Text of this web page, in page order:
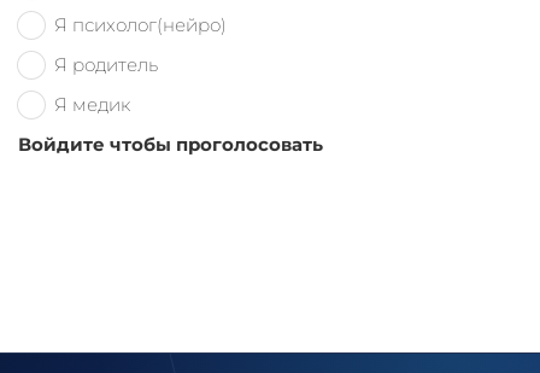
Я психолог(нейро)
Я родитель
Я медик
Войдите чтобы проголосовать